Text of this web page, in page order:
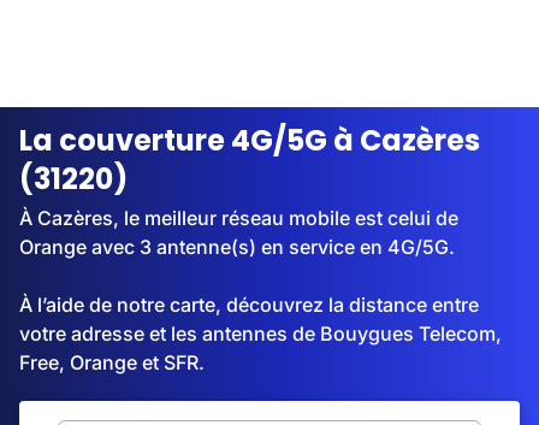
Streaming
La couverture 4G/5G à Cazères
(31220)
À Cazères, le meilleur réseau mobile est celui de
Orange avec 3 antenne(s) en service en 4G/5G.
À l’aide de notre carte, découvrez la distance entre
votre adresse et les antennes de Bouygues Telecom,
Free, Orange et SFR.